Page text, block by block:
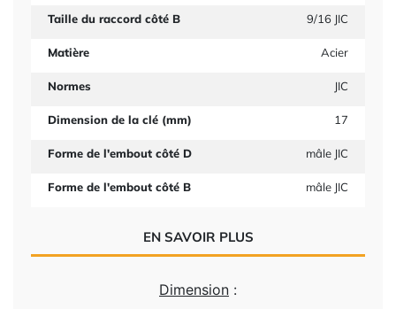
Taille du raccord côté B 9/16 JIC
Matière Acier
Normes JIC
Dimension de la clé (mm) 17
Forme de l'embout côté D mâle JIC
Forme de l'embout côté B mâle JIC
EN SAVOIR PLUS
Dimension :